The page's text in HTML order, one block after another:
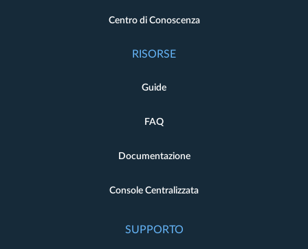
Centro di Conoscenza
RISORSE
Guide
FAQ
Documentazione
Console Centralizzata
SUPPORTO